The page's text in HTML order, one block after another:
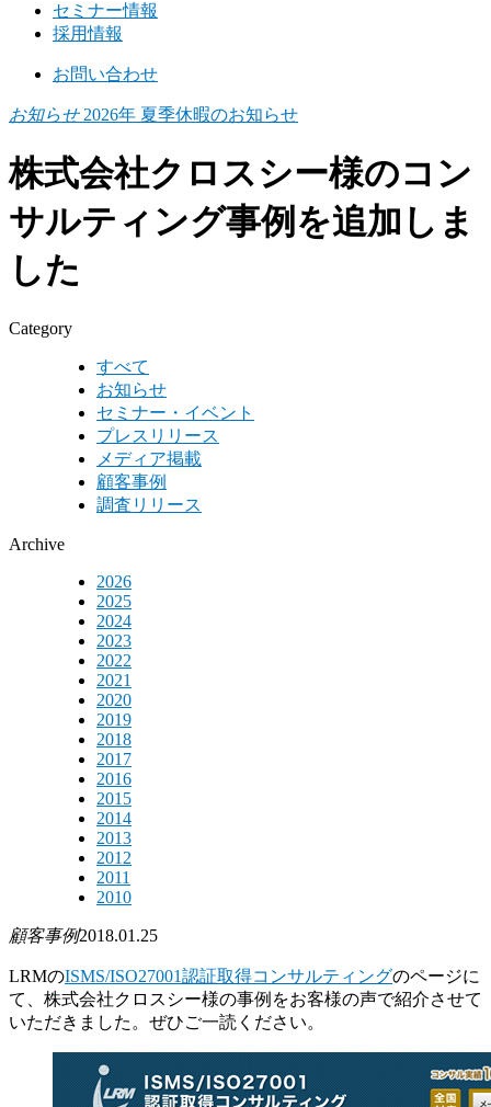
セミナー情報
採用情報
お問い合わせ
お知らせ2026年 夏季休暇のお知らせ
株式会社クロスシー様のコン
サルティング事例を追加しま
した
Category
すべて
お知らせ
セミナー・イベント
プレスリリース
メディア掲載
顧客事例
調査リリース
Archive
2026
2025
2024
2023
2022
2021
2020
2019
2018
2017
2016
2015
2014
2013
2012
2011
2010
顧客事例2018.01.25
LRMのISMS/ISO27001認証取得コンサルティングのページに
て、株式会社クロスシー様の事例をお客様の声で紹介させて
いただきました。ぜひご一読ください。